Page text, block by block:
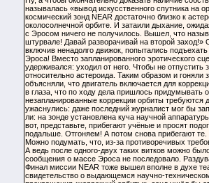
называлась «вывод искусственного спутника на
космический зонд NEAR достаточно близко к
околосолнечной орбите. И затаили дыхание,
с Эросом ничего не получилось. Вышел, что
штурвале! Давай разворачивай на второй
включив ненадолго движок, попытались
Эроса! Вместо запланированного эротического
удерживался: уходил от него. Чтобы не
относительно астероида. Таким образом и
объясняли, что двигатель включается для
в глаза, что по ходу дела пришлось
незапланированные коррекции орбиты
ужаснулись: даже последний журналист мог бы
ли: на зонде установлена куча научной
вот, представьте, прибегают учёные и просят
подальше. Отгоняем! А потом снова прибегают
Можно подумать, что, из-за противоречивых
А ведь после одного-двух таких витков можно
сообщения о массе Эроса не последовало.
Финал миссии NEAR тоже вышел вполне в духе
свидетельство о выдающемся научно-